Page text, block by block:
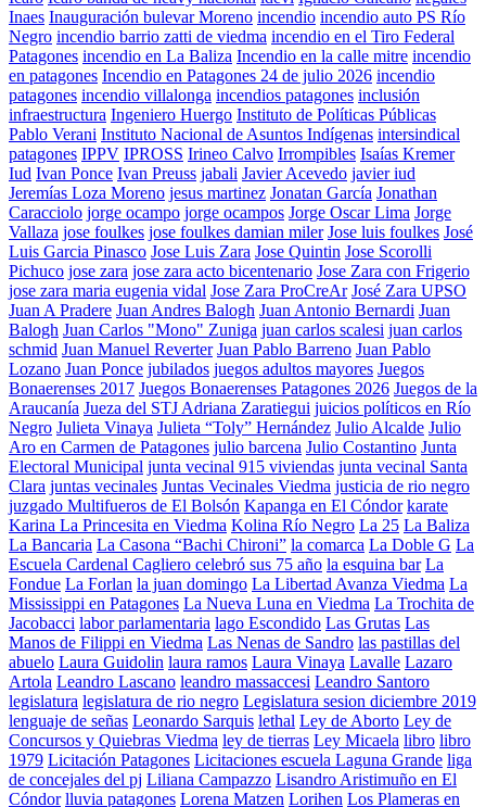
Inaes Inauguración bulevar Moreno incendio incendio auto PS Río
Negro incendio barrio zatti de viedma incendio en el Tiro Federal
Patagones incendio en La Baliza Incendio en la calle mitre incendio
en patagones Incendio en Patagones 24 de julio 2026 incendio
patagones incendio villalonga incendios patagones inclusión
infraestructura Ingeniero Huergo Instituto de Políticas Públicas
Pablo Verani Instituto Nacional de Asuntos Indígenas intersindical
patagones IPPV IPROSS Irineo Calvo Irrompibles Isaías Kremer
Iud Ivan Ponce Ivan Preuss jabali Javier Acevedo javier iud
Jeremías Loza Moreno jesus martinez Jonatan García Jonathan
Caracciolo jorge ocampo jorge ocampos Jorge Oscar Lima Jorge
Vallaza jose foulkes jose foulkes damian miler Jose luis foulkes José
Luis Garcia Pinasco Jose Luis Zara Jose Quintin Jose Scorolli
Pichuco jose zara jose zara acto bicentenario Jose Zara con Frigerio
jose zara maria eugenia vidal Jose Zara ProCreAr José Zara UPSO
Juan A Pradere Juan Andres Balogh Juan Antonio Bernardi Juan
Balogh Juan Carlos "Mono" Zuniga juan carlos scalesi juan carlos
schmid Juan Manuel Reverter Juan Pablo Barreno Juan Pablo
Lozano Juan Ponce jubilados juegos adultos mayores Juegos
Bonaerenses 2017 Juegos Bonaerenses Patagones 2026 Juegos de la
Araucanía Jueza del STJ Adriana Zaratiegui juicios políticos en Río
Negro Julieta Vinaya Julieta “Toly” Hernández Julio Alcalde Julio
Aro en Carmen de Patagones julio barcena Julio Costantino Junta
Electoral Municipal junta vecinal 915 viviendas junta vecinal Santa
Clara juntas vecinales Juntas Vecinales Viedma justicia de rio negro
juzgado Multifueros de El Bolsón Kapanga en El Cóndor karate
Karina La Princesita en Viedma Kolina Río Negro La 25 La Baliza
La Bancaria La Casona “Bachi Chironi” la comarca La Doble G La
Escuela Cardenal Cagliero celebró sus 75 año la esquina bar La
Fondue La Forlan la juan domingo La Libertad Avanza Viedma La
Mississippi en Patagones La Nueva Luna en Viedma La Trochita de
Jacobacci labor parlamentaria lago Escondido Las Grutas Las
Manos de Filippi en Viedma Las Nenas de Sandro las pastillas del
abuelo Laura Guidolin laura ramos Laura Vinaya Lavalle Lazaro
Artola Leandro Lascano leandro massaccesi Leandro Santoro
legislatura legislatura de rio negro Legislatura sesion diciembre 2019
lenguaje de señas Leonardo Sarquis lethal Ley de Aborto Ley de
Concursos y Quiebras Viedma ley de tierras Ley Micaela libro libro
1979 Licitación Patagones Licitaciones escuela Laguna Grande liga
de concejales del pj Liliana Campazzo Lisandro Aristimuño en El
Cóndor lluvia patagones Lorena Matzen Lorihen Los Plameras en